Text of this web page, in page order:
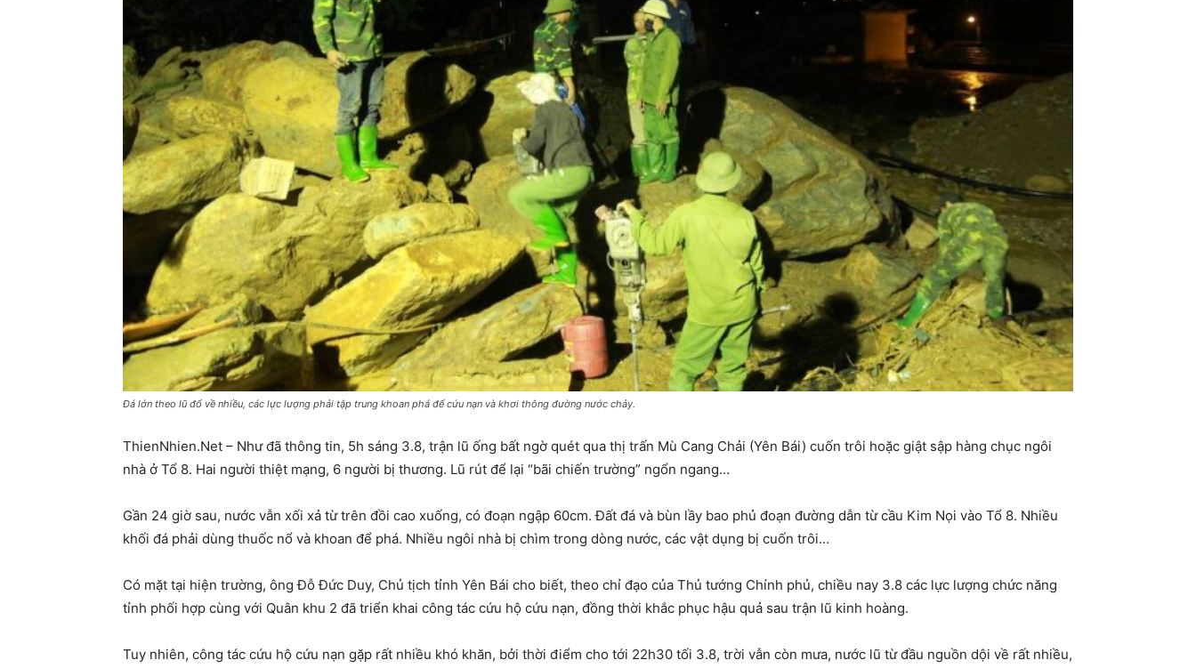
Đá lớn theo lũ đổ về nhiều, các lực lượng phải tập trung khoan phá để cứu nạn và khơi thông đường nước chảy.
ThienNhien.Net – Như đã thông tin, 5h sáng 3.8, trận lũ ống bất ngờ quét qua thị trấn Mù Cang Chải (Yên Bái) cuốn trôi hoặc giật sập hàng chục ngôi
nhà ở Tổ 8. Hai người thiệt mạng, 6 người bị thương. Lũ rút để lại “bãi chiến trường” ngổn ngang…
Gần 24 giờ sau, nước vẫn xối xả từ trên đồi cao xuống, có đoạn ngập 60cm. Đất đá và bùn lầy bao phủ đoạn đường dẫn từ cầu Kim Nọi vào Tổ 8. Nhiều
khối đá phải dùng thuốc nổ và khoan để phá. Nhiều ngôi nhà bị chìm trong dòng nước, các vật dụng bị cuốn trôi…
Có mặt tại hiện trường, ông Đỗ Đức Duy, Chủ tịch tỉnh Yên Bái cho biết, theo chỉ đạo của Thủ tướng Chính phủ, chiều nay 3.8 các lực lượng chức năng
tỉnh phối hợp cùng với Quân khu 2 đã triển khai công tác cứu hộ cứu nạn, đồng thời khắc phục hậu quả sau trận lũ kinh hoàng.
Tuy nhiên, công tác cứu hộ cứu nạn gặp rất nhiều khó khăn, bởi thời điểm cho tới 22h30 tối 3.8, trời vẫn còn mưa, nước lũ từ đầu nguồn dội về rất nhiều,